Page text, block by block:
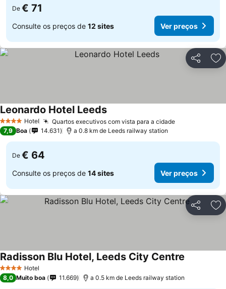
De € 71
Consulte os preços de 12 sites Ver preços
Partilhar
4 EstrelasHotel Quartos executivos com vista para a cidade
Leonardo Hotel Leeds
7,9 Boa 14.631 a 0.8 km de Leeds railway station
De € 64
Consulte os preços de 14 sites Ver preços
Partilhar
4 EstrelasHotel
Radisson Blu Hotel, Leeds City Centre
8,0 Muito boa 11.669 a 0.5 km de Leeds railway station